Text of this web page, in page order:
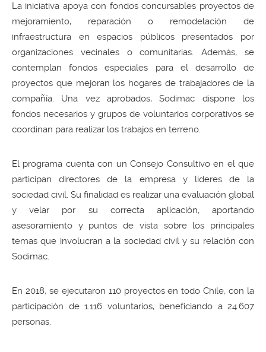
La iniciativa apoya con fondos concursables proyectos de
mejoramiento, reparación o remodelación de
infraestructura en espacios públicos presentados por
organizaciones vecinales o comunitarias. Además, se
contemplan fondos especiales para el desarrollo de
proyectos que mejoran los hogares de trabajadores de la
compañía. Una vez aprobados, Sodimac dispone los
fondos necesarios y grupos de voluntarios corporativos se
coordinan para realizar los trabajos en terreno.
El programa cuenta con un Consejo Consultivo en el que
participan directores de la empresa y líderes de la
sociedad civil. Su finalidad es realizar una evaluación global
y velar por su correcta aplicación, aportando
asesoramiento y puntos de vista sobre los principales
temas que involucran a la sociedad civil y su relación con
Sodimac.
En 2018, se ejecutaron 110 proyectos en todo Chile, con la
participación de 1.116 voluntarios, beneficiando a 24.607
personas.